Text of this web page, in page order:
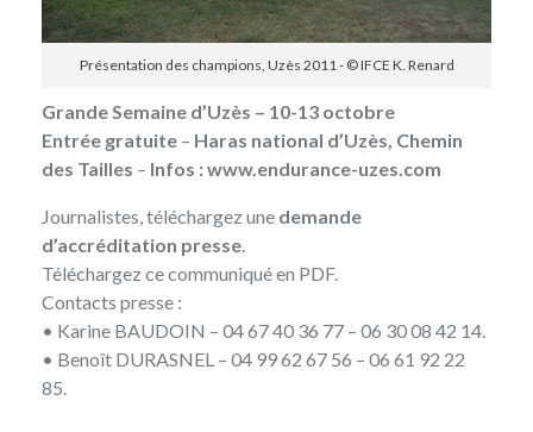
Présentation des champions, Uzès 2011 - © IFCE K. Renard
Grande Semaine d’Uzès – 10-13 octobre
Entrée gratuite – Haras national d’Uzès, Chemin
des Tailles – Infos :www.endurance-uzes.com
Journalistes, téléchargez une demande
d’accréditation presse
Téléchargez cecommuniqué en PDF.
Contacts presse :
• Karine BAUDOIN – 04 67 40 36 77 – 06 30 08 42 14.
• Benoît DURASNEL – 04 99 62 67 56 – 06 61 92 22
85.